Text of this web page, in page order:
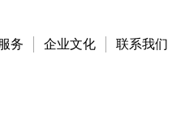
务 企业文化 联系我们